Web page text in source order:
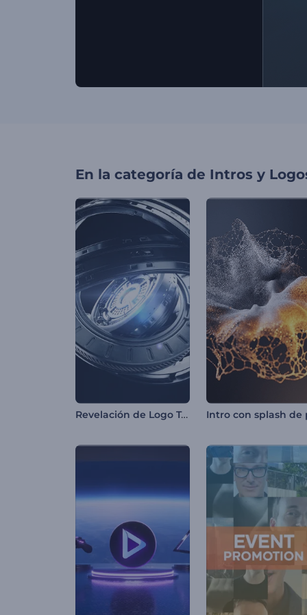
En la categoría de Intros y
Revelación de Logo Tecnología 3D